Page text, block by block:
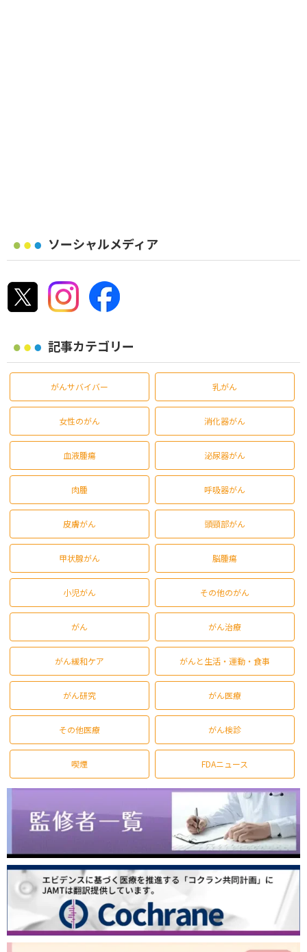
ソーシャルメディア
記事カテゴリー
がんサバイバー 乳がん
女性のがん 消化器がん
血液腫瘍 泌尿器がん
肉腫 呼吸器がん
皮膚がん 頭頸部がん
甲状腺がん 脳腫瘍
小児がん その他のがん
がん がん治療
がん緩和ケア がんと生活・運動・食事
がん研究 がん医療
その他医療 がん検診
喫煙 FDAニュース